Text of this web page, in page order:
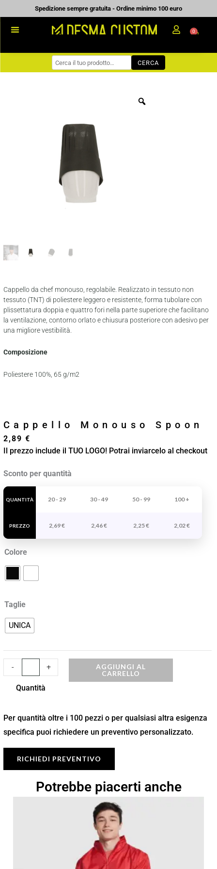
al
contenuto
Spedizione sempre gratuita - Ordine minimo 100 euro
WORKWEAR
0
CERCA
Cappello da chef monouso, regolabile. Realizzato in tessuto non
tessuto (TNT) di poliestere leggero e resistente, forma tubolare con
plissettatura doppia e quattro fori nella parte superiore che facilitano
la ventilazione, contorno orlato e chiusura posteriore con adesivo per
una migliore vestibilità.
Composizione
Poliestere 100%, 65 g/m2
Cappello Monouso Spoon
2,89 €
Il prezzo include il TUO LOGO! Potrai inviarcelo al checkout
Sconto per quantità
QUANTITÀ
PREZZO
20 - 29 30 - 49 50 - 99 100 +
2,69€ 2,46€ 2,25€ 2,02€
Colore
Taglie
UNICA
-
Cappello
Monouso
Spoon
+
AGGIUNGI AL
CARRELLO
Quantità
Per quantità oltre i 100 pezzi o per qualsiasi altra esigenza
specifica puoi richiedere un preventivo personalizzato.
RICHIEDI PREVENTIVO
Potrebbe piacerti anche
a
17,77 €